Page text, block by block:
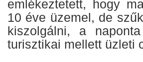
emlékeztetett, hogy
10 éve üzemel, de
kiszolgálni, a
turisztikai mellett üzleti